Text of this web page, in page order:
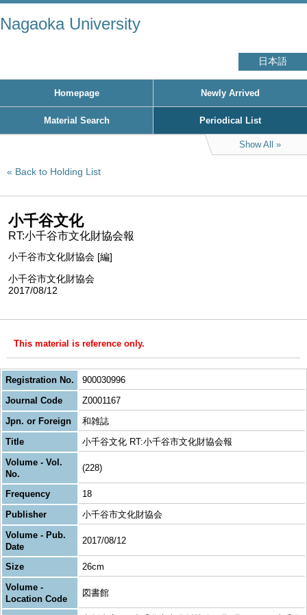
Nagaoka University
日本語
Homepage Newly Arrived
Material Search Periodical List
Show All
Back to Holding List
小千谷文化
RT:小千谷市文化財協会報
小千谷市文化財協会 [編]
小千谷市文化財協会
2017/08/12
This material is reference only.
Registration No.
900030996
Journal Code
Z0001167
Jpn. or Foreign
和雑誌
Title
小千谷文化 RT:小千谷市文化財協会報
Volume - Vol.
No.
(228)
Frequency
18
Publisher
小千谷市文化財協会
Volume - Pub.
Date
2017/08/12
Size
26cm
Volume -
Location Code
図書館